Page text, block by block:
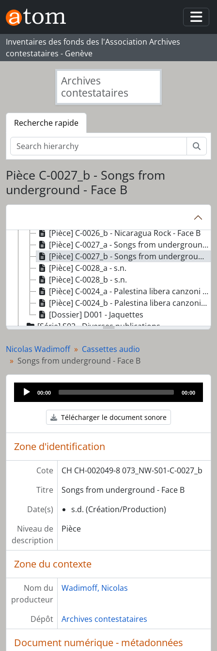
Skip to main content
Inventaires des fonds des l'Association Archives
contestataires - Genève
Archives
contestataires
Recherche rapide
Pièce C-0027_b - Songs from
underground - Face B
[Fonds] 073_NW - Nicolas Wadimoff
[Série] S01 - Cassettes audio
[Pièce] C-0025_b - Canzoni di lotta del Popolo palestinense Marcel Kalifè Al Mayadine - Face B
[Pièce] C-0026_b - Nicaragua Rock - Face B
[Pièce] C-0027_a - Songs from underground - Face A
[Pièce] C-0027_b - Songs from underground - Face B
[Pièce] C-0028_a - s.n.
[Pièce] C-0028_b - s.n.
[Pièce] C-0024_a - Palestina libera canzoni di lotta - Face A
[Pièce] C-0024_b - Palestina libera canzoni di lotta - Face B
[Dossier] D001 - Jaquettes
[Série] S02 - Diverses publications
[Série] S04 - Autocollants et photographies
[Pièce] AC_aff_0091 - Les Karotte Kiri Tour '88
Nicolas Wadimoff
Cassettes audio
Songs from underground - Face B
Audio
Player
00:00 00:00
Télécharger le document sonore
Zone d'identification
Cote
CH CH-002049-8 073_NW-S01-C-0027_b
Titre
Songs from underground - Face B
Date(s)
s.d. (Création/Production)
Niveau de
description
Pièce
Zone du contexte
Nom du
producteur
Wadimoff, Nicolas
Dépôt Archives contestataires
Document numérique - métadonnées